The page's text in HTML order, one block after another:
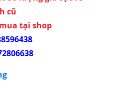
cũ
tại shop